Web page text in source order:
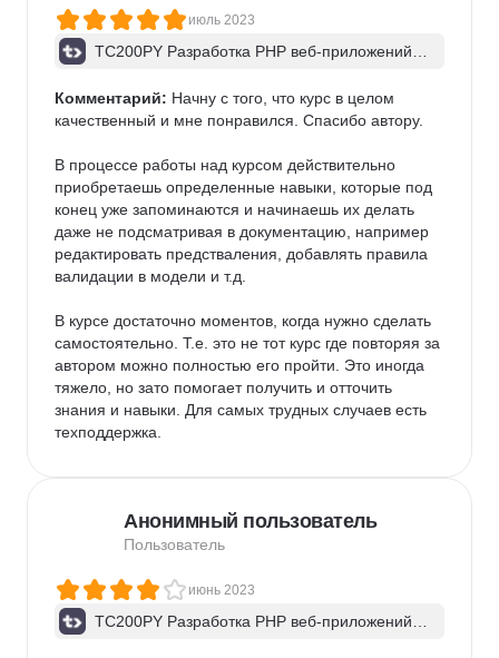
верстке и программировании будет желателен.
июль 2023
TC200PY Разработка PHP веб-приложений н
Комментарий: Начну с того, что курс в целом
качественный и мне понравился. Спасибо автору.
В процессе работы над курсом действительно
приобретаешь определенные навыки, которые под
конец уже запоминаются и начинаешь их делать
даже не подсматривая в документацию, например
редактировать предстваления, добавлять правила
валидации в модели и т.д.
В курсе достаточно моментов, когда нужно сделать
самостоятельно. Т.е. это не тот курс где повторяя за
автором можно полностью его пройти. Это иногда
тяжело, но зато помогает получить и отточить
знания и навыки. Для самых трудных случаев есть
техподдержка.
Задания проверяются автотестами. Это приучает к
Однозначно могу сказать, что для меня моего
развития курс оказался полезным. Рекомендую
Анонимный пользователь
Пользователь
июнь 2023
TC200PY Разработка PHP веб-приложений н